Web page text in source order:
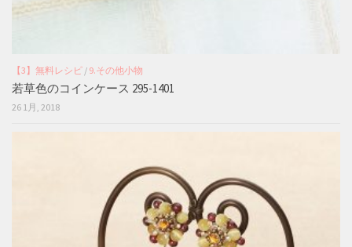
【3】無料レシピ / 9.その他小物
若草色のコインケース 295-1401
26 1月, 2018